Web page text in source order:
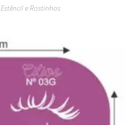
Estêncil e Rostinhos